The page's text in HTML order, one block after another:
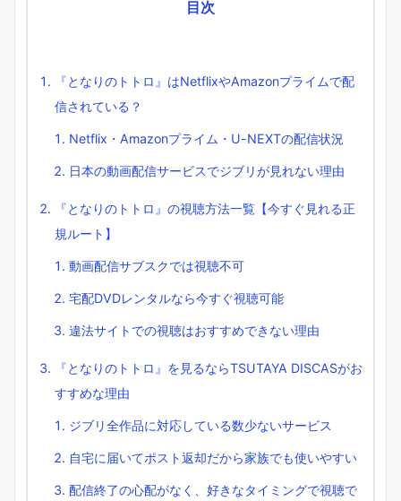
目次
『となりのトトロ』はNetflixやAmazonプライムで配
信されている？
Netflix・Amazonプライム・U-NEXTの配信状況
日本の動画配信サービスでジブリが見れない理由
『となりのトトロ』の視聴方法一覧【今すぐ見れる正
規ルート】
動画配信サブスクでは視聴不可
宅配DVDレンタルなら今すぐ視聴可能
違法サイトでの視聴はおすすめできない理由
『となりのトトロ』を見るならTSUTAYA DISCASがお
すすめな理由
ジブリ全作品に対応している数少ないサービス
自宅に届いてポスト返却だから家族でも使いやすい
配信終了の心配がなく、好きなタイミングで視聴で